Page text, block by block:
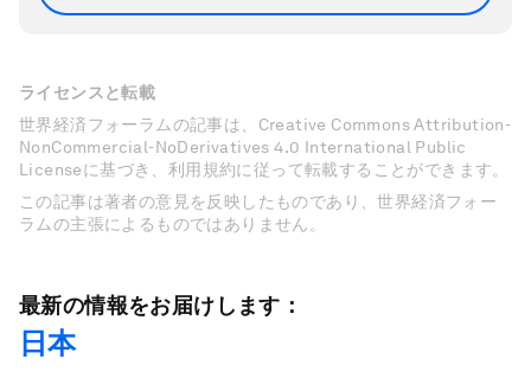
ライセンスと転載
世界経済フォーラムの記事は、Creative Commons Attribution-
NonCommercial-NoDerivatives 4.0 International Public
Licenseに基づき、利用規約に従って転載することができます。
この記事は著者の意見を反映したものであり、世界経済フォー
ラムの主張によるものではありません。
最新の情報をお届けします：
日本